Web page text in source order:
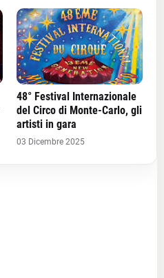
48° Festival Internazionale
del Circo di Monte-Carlo, gli
artisti in gara
03 Dicembre 2025